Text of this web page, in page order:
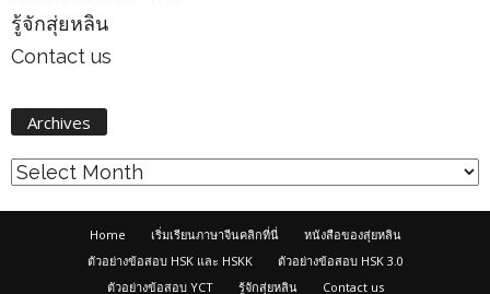
รู้จักสุ่ยหลิน
Contact us
Archives
Home เริ่มเรียนภาษาจีนคลิกที่นี่
หนังสือของสุ่ยหลิน
ตัวอย่างข้อสอบ HSK และ HSKK
ตัวอย่างข้อสอบ HSK 3.0
ตัวอย่างข้อสอบ YCT
รู้จักสุ่ยหลิน Contact us